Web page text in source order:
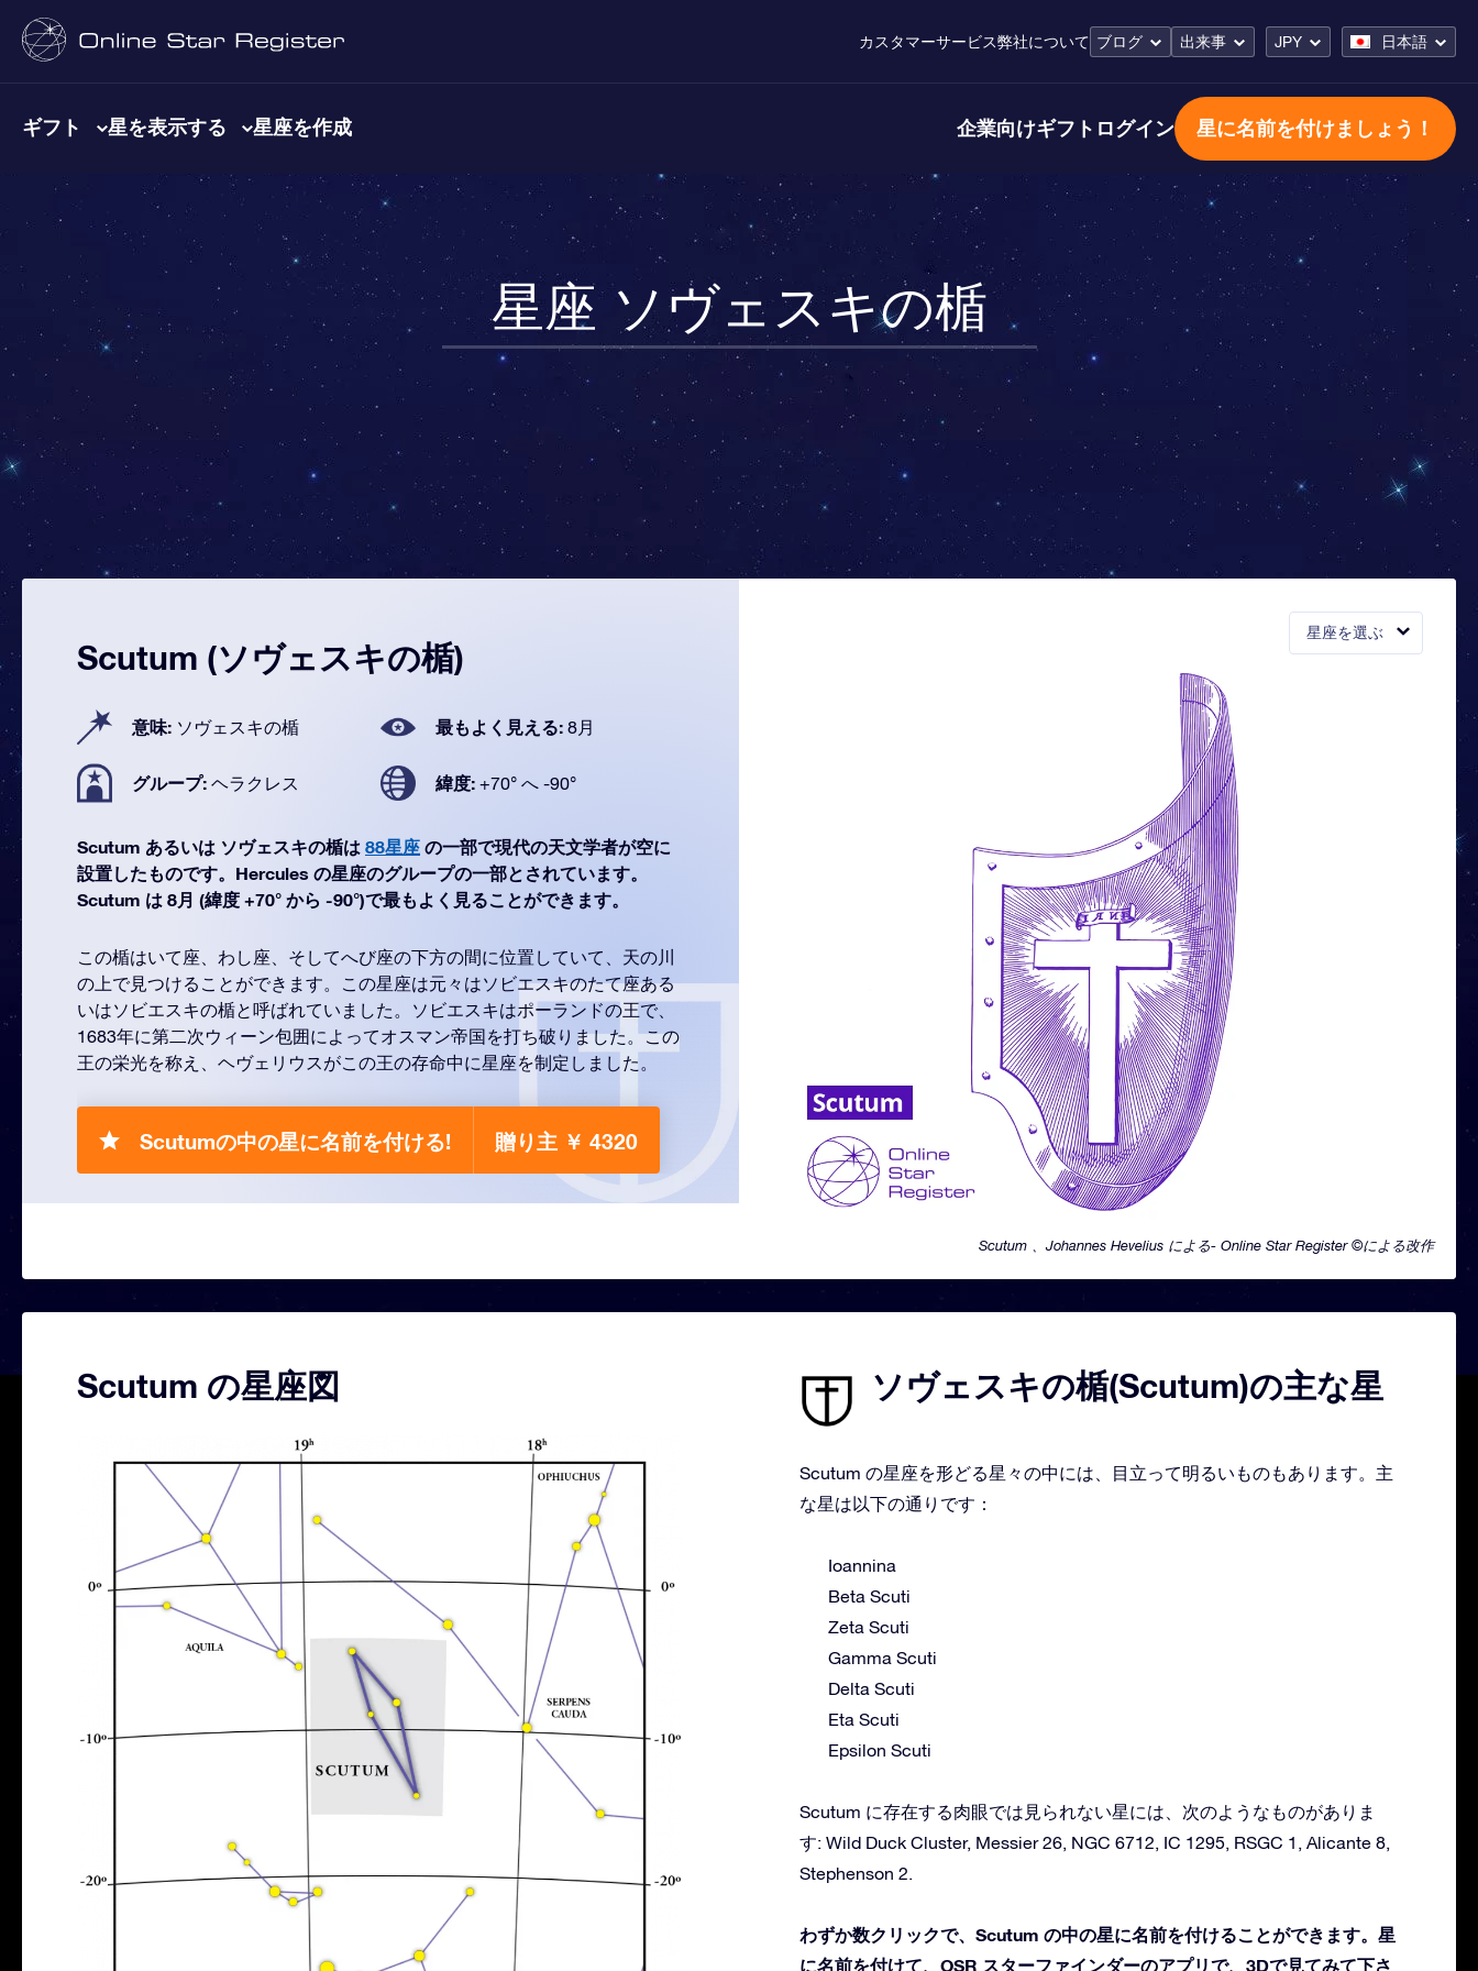
カスタマーサービス弊社について ブログ 出来事 JPY 日本語
ギフト 星を表示する 星座を作成 企業向けギフト ログイン 星に名前を付けましょう！
星座 ソヴェスキの楯
星座を選ぶ
Scutum 、Johannes Hevelius による- Online Star Register ©による改作
Scutum (ソヴェスキの楯)
意味: ソヴェスキの楯 最もよく見える: 8月
グループ: ヘラクレス 緯度: +70° へ -90°
Scutum あるいは ソヴェスキの楯は 88星座 の一部で現代の天文学者が空に
設置したものです。Hercules の星座のグループの一部とされています。
Scutum は 8月 (緯度 +70° から -90°)で最もよく見ることができます。
この楯はいて座、わし座、そしてへび座の下方の間に位置していて、天の川
の上で見つけることができます。この星座は元々はソビエスキのたて座ある
いはソビエスキの楯と呼ばれていました。ソビエスキはポーランドの王で、
1683年に第二次ウィーン包囲によってオスマン帝国を打ち破りました。この
王の栄光を称え、ヘヴェリウスがこの王の存命中に星座を制定しました。
Scutumの中の星に名前を付ける! 贈り主 ￥ 4320
Scutum の星座図 ソヴェスキの楯(Scutum)の主な星
Scutum の星座を形どる星々の中には、目立って明るいものもあります。主
な星は以下の通りです：
Ioannina
Beta Scuti
Zeta Scuti
Gamma Scuti
Delta Scuti
Eta Scuti
Epsilon Scuti
Scutum に存在する肉眼では見られない星には、次のようなものがありま
す: Wild Duck Cluster, Messier 26, NGC 6712, IC 1295, RSGC 1, Alicante 8,
Stephenson 2.
わずか数クリックで、Scutum の中の星に名前を付けることができます。星
に名前を付けて、OSR スターファインダーのアプリで、3Dで見てみて下さ